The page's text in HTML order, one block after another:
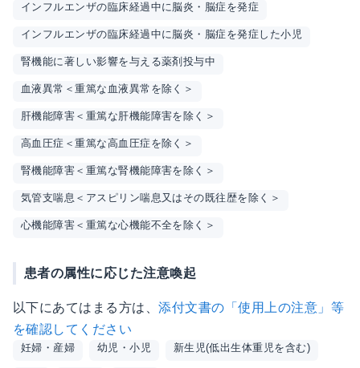
インフルエンザの臨床経過中に脳炎・脳症を発症
インフルエンザの臨床経過中に脳炎・脳症を発症した小児
腎機能に著しい影響を与える薬剤投与中
血液異常＜重篤な血液異常を除く＞
肝機能障害＜重篤な肝機能障害を除く＞
高血圧症＜重篤な高血圧症を除く＞
腎機能障害＜重篤な腎機能障害を除く＞
気管支喘息＜アスピリン喘息又はその既往歴を除く＞
心機能障害＜重篤な心機能不全を除く＞
患者の属性に応じた注意喚起
以下にあてはまる方は、添付文書の「使用上の注意」等
を確認してください
妊婦・産婦 幼児・小児 新生児(低出生体重児を含む)